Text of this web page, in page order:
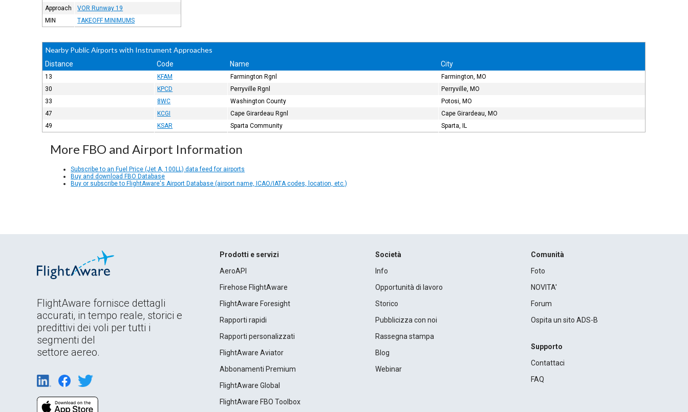
Approach
VOR Runway 19
MIN
TAKEOFF MINIMUMS
Nearby Public Airports with Instrument Approaches
Distance Code Name City
13 KFAM Farmington Rgnl
Farmington, MO
30
KPCD Perryville Rgnl
Perryville, MO
33
8WC Washington County
Potosi, MO
47
KCGI Cape Girardeau Rgnl
Cape Girardeau, MO
49
KSAR Sparta Community Sparta, IL
More FBO and Airport Information
Subscribe to an Fuel Price (Jet A, 100LL) data feed for airports
Buy and download FBO Database
Buy or subscribe to FlightAware's Airport Database (airport name, ICAO/IATA codes, location, etc.)
FlightAware fornisce dettagli
accurati, in tempo reale, storici e
predittivi dei voli per tutti i
segmenti del
settore aereo.
Prodotti e servizi
AeroAPI
Firehose FlightAware
FlightAware Foresight
Rapporti rapidi
Rapporti personalizzati
FlightAware Aviator
Abbonamenti Premium
FlightAware Global
FlightAware FBO Toolbox
Società
Info
Opportunità di lavoro
Storico
Pubblicizza con noi
Rassegna stampa
Blog
Webinar
Comunità
Foto
NOVITA'
Forum
Ospita un sito ADS-B
Supporto
Contattaci
FAQ